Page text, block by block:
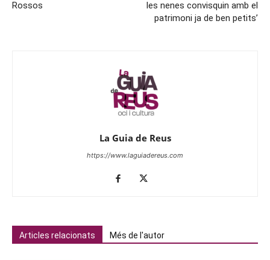
Rossos
les nenes convisquin amb el
patrimoni ja de ben petits’
La Guia de Reus
https://www.laguiadereus.com
Articles relacionats Més de l'autor